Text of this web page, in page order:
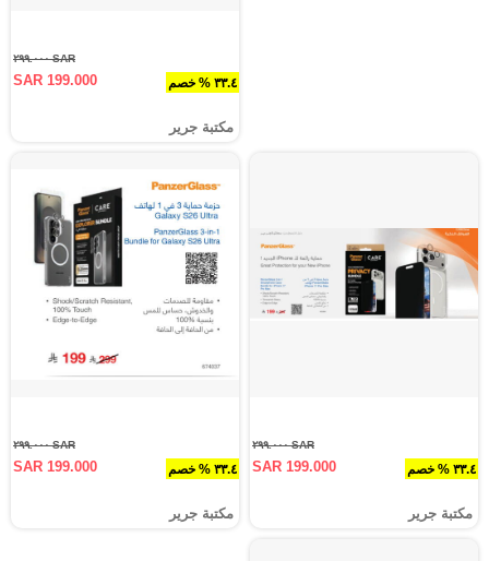
٣٣.٤ % خصم
SAR ٢٩٩.٠٠٠
SAR 199.000
مكتبة جرير
٣٣.٤ % خصم
SAR ٢٩٩.٠٠٠
SAR 199.000
مكتبة جرير
٣٣.٤ % خصم
SAR ٢٩٩.٠٠٠
SAR 199.000
مكتبة جرير